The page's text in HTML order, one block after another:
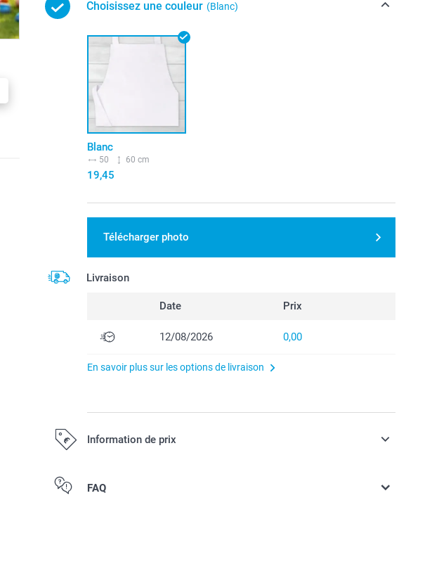
Choisissez une couleur (Blanc)
Blanc
50 60 cm
19,45
Télécharger photo
Livraison
Date Prix
12/08/2026 0,00
En savoir plus sur les options de livraison
Information de prix
Tous les prix sont TVA incluse
FAQ